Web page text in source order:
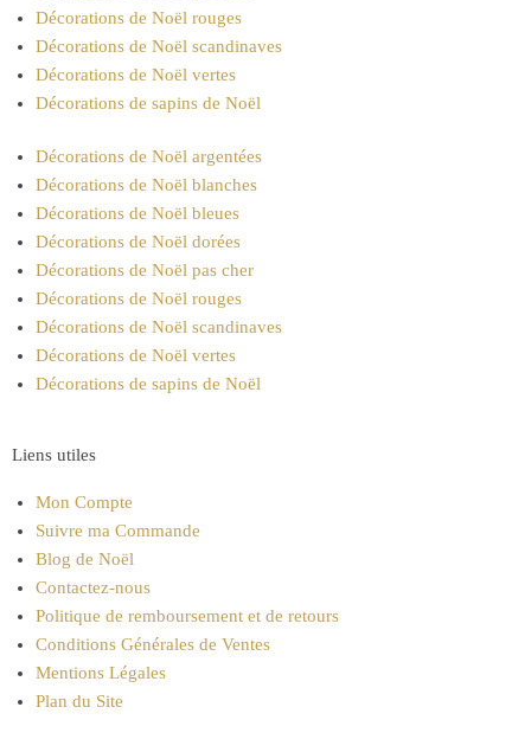
Décorations de Noël rouges
Décorations de Noël scandinaves
Décorations de Noël vertes
Décorations de sapins de Noël
Décorations de Noël argentées
Décorations de Noël blanches
Décorations de Noël bleues
Décorations de Noël dorées
Décorations de Noël pas cher
Décorations de Noël rouges
Décorations de Noël scandinaves
Décorations de Noël vertes
Décorations de sapins de Noël
Liens utiles
Mon Compte
Suivre ma Commande
Blog de Noël
Contactez-nous
Politique de remboursement et de retours
Conditions Générales de Ventes
Mentions Légales
Plan du Site